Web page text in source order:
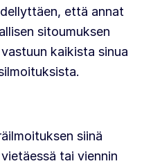
että annat
sitoumuksen
kaikista sinua
siinä
tai viennin